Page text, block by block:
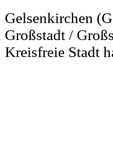
Gelsenkirchen
Großstadt /
Kreisfreie Stadt